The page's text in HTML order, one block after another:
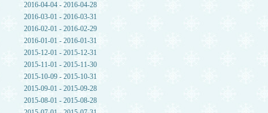
2016-04-04 - 2016-04-28
2016-03-01 - 2016-03-31
2016-02-01 - 2016-02-29
2016-01-01 - 2016-01-31
2015-12-01 - 2015-12-31
2015-11-01 - 2015-11-30
2015-10-09 - 2015-10-31
2015-09-01 - 2015-09-28
2015-08-01 - 2015-08-28